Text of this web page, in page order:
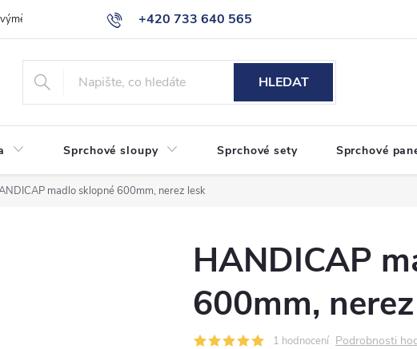
+420 733 640 565
info@eshop-sanita.cz
zboží Reklamace Obchodní podmínky
HLEDAT
Sprchové sloupy Sprchové sety Sprchové
madlo sklopné 600mm, nerez lesk
HANDICAP
600mm,
1 hodnocení Podrobnosti